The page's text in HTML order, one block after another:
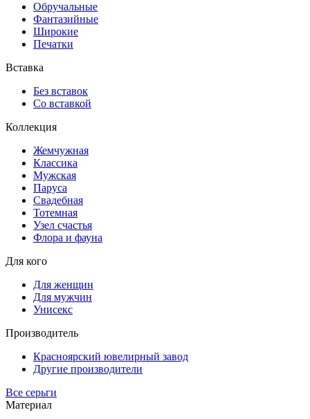
Обручальные
Фантазийные
Широкие
Печатки
Вставка
Без вставок
Со вставкой
Коллекция
Жемчужная
Классика
Мужская
Паруса
Свадебная
Тотемная
Узел счастья
Флора и фауна
Для кого
Для женщин
Для мужчин
Унисекс
Производитель
Красноярский ювелирный завод
Другие производители
Все серьги
Материал